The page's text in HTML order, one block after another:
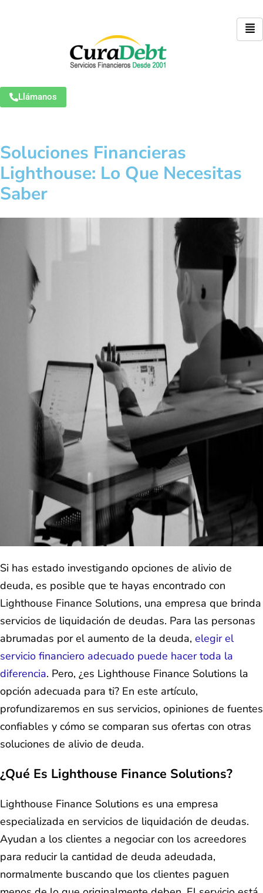
Llámanos
Soluciones Financieras
Lighthouse: Lo Que Necesitas
Saber
Si has estado investigando opciones de alivio de
deuda, es posible que te hayas encontrado con
Lighthouse Finance Solutions, una empresa que brinda
servicios de liquidación de deudas. Para las personas
abrumadas por el aumento de la deuda, elegir el
servicio financiero adecuado puede hacer toda la
diferencia. Pero, ¿es Lighthouse Finance Solutions la
opción adecuada para ti? En este artículo,
profundizaremos en sus servicios, opiniones de fuentes
confiables y cómo se comparan sus ofertas con otras
soluciones de alivio de deuda.
¿Qué Es Lighthouse Finance Solutions?
Lighthouse Finance Solutions es una empresa
especializada en servicios de liquidación de deudas.
Ayudan a los clientes a negociar con los acreedores
para reducir la cantidad de deuda adeudada,
normalmente buscando que los clientes paguen